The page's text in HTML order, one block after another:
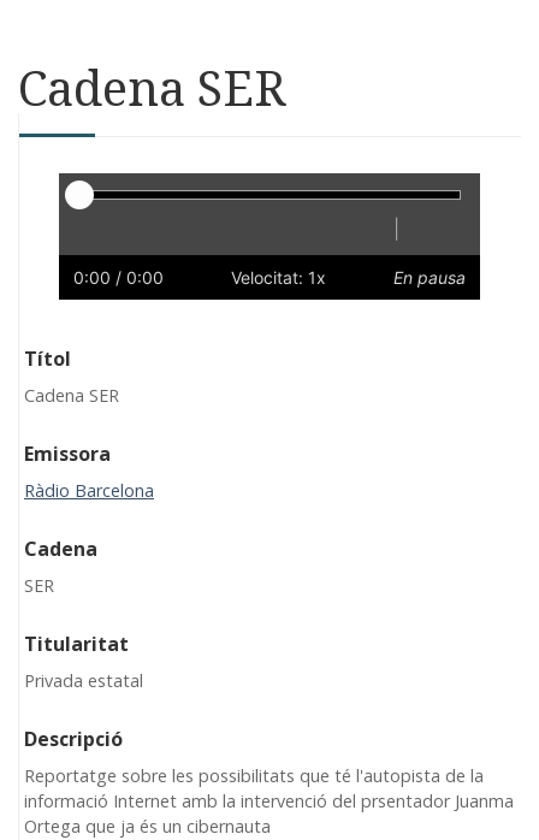
Cadena SER
Reproductor
Lent
0:00 / 0:00 Velocitat: 1x En pausa
Títol
Cadena SER
Emissora
Ràdio Barcelona
Cadena
SER
Titularitat
Privada estatal
Descripció
Reportatge sobre les possibilitats que té l'autopista de la
informació Internet amb la intervenció del prsentador Juanma
Ortega que ja és un cibernauta